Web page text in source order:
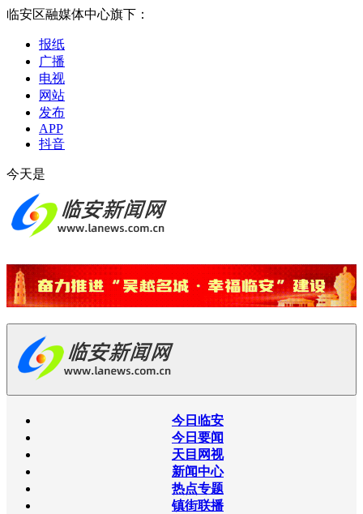
临安区融媒体中心旗下：
报纸
广播
电视
网站
发布
APP
抖音
今天是
今日临安
今日要闻
天目网视
新闻中心
热点专题
镇街联播